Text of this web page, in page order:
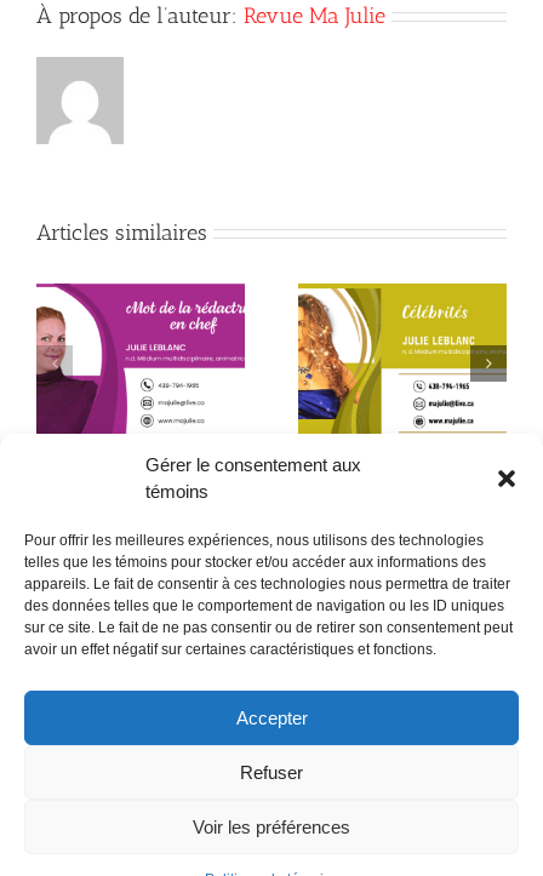
Gérer le consentement aux
témoins
Pour offrir les meilleures expériences, nous utilisons des technologies
telles que les témoins pour stocker et/ou accéder aux informations des
appareils. Le fait de consentir à ces technologies nous permettra de traiter
des données telles que le comportement de navigation ou les ID uniques
sur ce site. Le fait de ne pas consentir ou de retirer son consentement peut
avoir un effet négatif sur certaines caractéristiques et fonctions.
Accepter
Refuser
Voir les préférences
À propos de l’auteur: Revue Ma Julie
Articles similaires
Début de la quatrième
année
Le père que mon âme
a choisi – 2ᵉ partie
POLITIQUE CONFIDENTIALITÉES
Politique de témoins (CA)